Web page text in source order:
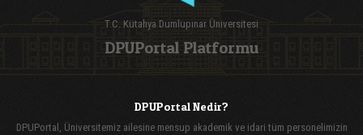
T.C. Kütahya Dumlupınar Üniversitesi
DPUPortal Platformu
DPUPortal Nedir?
DPUPortal, Üniversitemiz ailesine mensup akademik ve idari tüm personelimizin